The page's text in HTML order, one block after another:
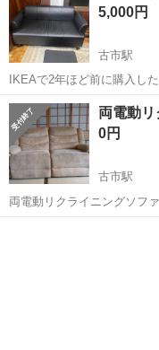
5,000円
古市駅
IKEAで2年ほど前に購入したしょうひん
使いやすいサイズと思われます。 一人暮らしや二人暮ら
スメです！ 定価約2万円 横幅→約146cm 縦幅→約70cm 高さ→約
70cm...
大阪 羽曳野市 古市
両電動リ
0円
古市駅
両電動リクライニングソファー
トレストです ＊真ん中で２